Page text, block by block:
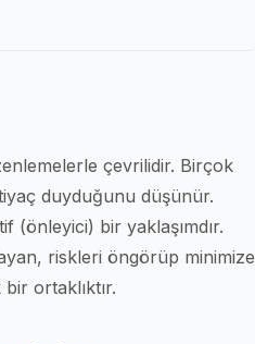
çevrilidir. Birçok
duyduğunu düşünür.
(önleyici) bir yaklaşımdır.
riskleri öngörüp minimize
ortaklıktır.